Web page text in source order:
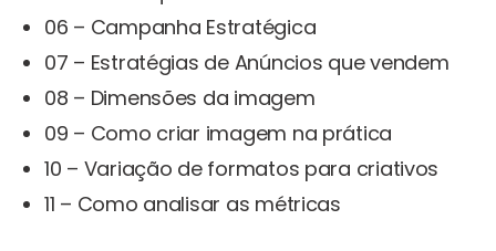
06 – Campanha Estratégica
07 – Estratégias de Anúncios que vendem
08 – Dimensões da imagem
09 – Como criar imagem na prática
10 – Variação de formatos para criativos
11 – Como analisar as métricas